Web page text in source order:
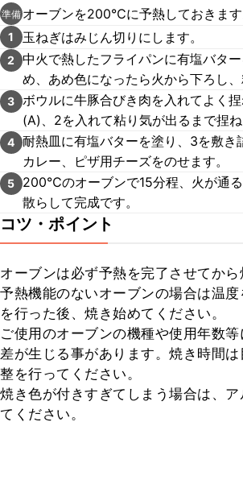
準備 オーブンを200℃に予熱しておきます
1 玉ねぎはみじん切りにします。
2
中火で熱したフライパンに有塩バタ
め、あめ色になったら火から下ろし、
3 ボウルに牛豚合びき肉を入れてよく捏
(A)、2を入れて粘り気が出るまで捏ね
4 耐熱皿に有塩バターを塗り、3を敷き
カレー、ピザ用チーズをのせます。
5
200℃のオーブンで15分程、火が通
散らして完成です。
コツ・ポイント
オーブンは必ず予熱を完了させてから
予熱機能のないオーブンの場合は温
を行った後、焼き始めてください。
ご使用のオーブンの機種や使用年数
差が生じる事があります。焼き時間
整を行ってください。
焼き色が付きすぎてしまう場合は、
てください。